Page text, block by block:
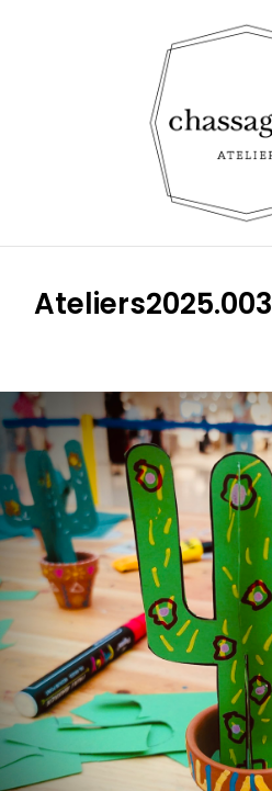
Ateliers2025.003